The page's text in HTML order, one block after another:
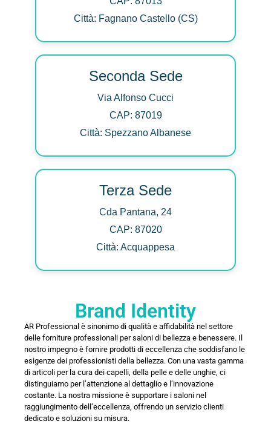
Città: Fagnano Castello (CS)
Seconda Sede
Via Alfonso Cucci
CAP: 87019
Città: Spezzano Albanese
Terza Sede
Cda Pantana, 24
CAP: 87020
Città: Acquappesa
Brand Identity
AR Professional è sinonimo di qualità e affidabilità nel settore
delle forniture professionali per saloni di bellezza e benessere. Il
nostro impegno è fornire prodotti di eccellenza che soddisfano le
esigenze dei professionisti della bellezza. Con una vasta gamma
di articoli per la cura dei capelli, della pelle e delle unghie, ci
distinguiamo per l’attenzione al dettaglio e l’innovazione
costante. La nostra missione è supportare i saloni nel
raggiungimento dell’eccellenza, offrendo un servizio clienti
dedicato e soluzioni su misura.